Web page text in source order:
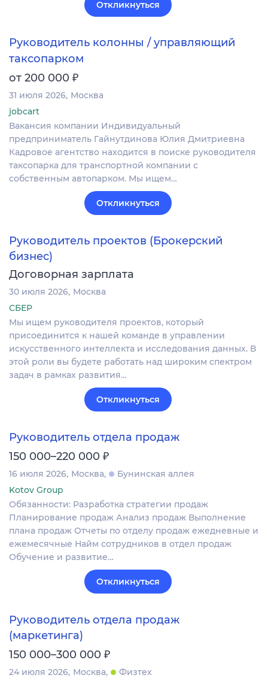
Откликнуться
Руководитель колонны / управляющий
таксопарком
от 200 000 ₽
31 июля 2026 Москва
jobcart
Вакансия компании Индивидуальный
предприниматель Гайнутдинова Юлия Дмитриевна
Кадровое агентство находится в поиске руководителя
таксопарка для транспортной компании с
собственным автопарком. Мы ищем…
Откликнуться
Руководитель проектов (Брокерский
бизнес)
Договорная зарплата
30 июля 2026 Москва
СБЕР
Мы ищем руководителя проектов, который
присоединится к нашей команде в управлении
искусственного интеллекта и исследования данных. В
этой роли вы будете работать над широким спектром
задач в рамках развития…
Откликнуться
Руководитель отдела продаж
150 000–220 000 ₽
16 июля 2026 Москва
Бунинская аллея
Kotov Group
Обязанности: Разработка стратегии продаж
Планирование продаж Анализ продаж Выполнение
плана продаж Отчеты по отделу продаж ежедневные и
ежемесячные Найм сотрудников в отдел продаж
Обучение и развитие…
Откликнуться
Руководитель отдела продаж
(маркетинга)
150 000–300 000 ₽
24 июля 2026 Москва
Физтех